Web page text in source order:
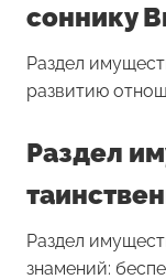
соннику
Раздел
развитию
Раздел
Раздел
знамений: